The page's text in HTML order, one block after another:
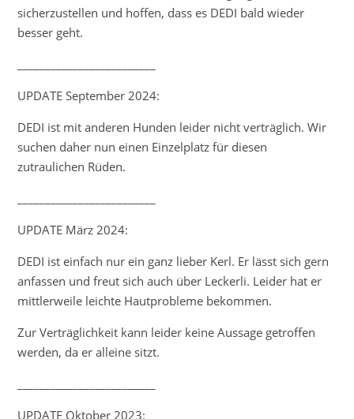
sicherzustellen und hoffen, dass es DEDI bald wieder
besser geht.
UPDATE September 2024:
DEDI ist mit anderen Hunden leider nicht verträglich. Wir
suchen daher nun einen Einzelplatz für diesen
zutraulichen Rüden.
UPDATE März 2024:
DEDI ist einfach nur ein ganz lieber Kerl. Er lässt sich gern
anfassen und freut sich auch über Leckerli. Leider hat er
mittlerweile leichte Hautprobleme bekommen.
Zur Verträglichkeit kann leider keine Aussage getroffen
werden, da er alleine sitzt.
UPDATE Oktober 2023: